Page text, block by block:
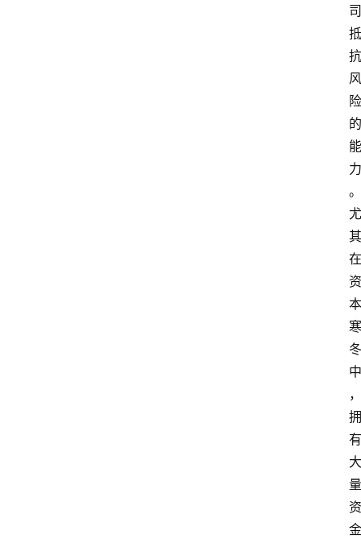
司
抵
抗
风
险
的
能
力
。
尤
其
在
资
本
寒
冬
中
，
拥
有
大
量
资
金